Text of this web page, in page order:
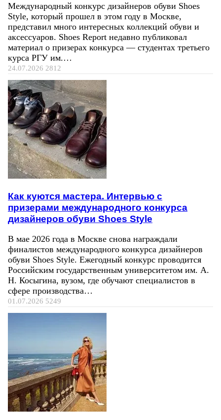
Международный конкурс дизайнеров обуви Shoes
Style, который прошел в этом году в Москве,
представил много интересных коллекций обуви и
аксессуаров. Shoes Report недавно публиковал
материал о призерах конкурса — студентах третьего
курса РГУ им.…
24.07.2026 2812
Как куются мастера. Интервью с
призерами международного конкурса
дизайнеров обуви Shoes Style
В мае 2026 года в Москве снова награждали
финалистов международного конкурса дизайнеров
обуви Shoes Style. Ежегодный конкурс проводится
Российским государственным университетом им. А.
Н. Косыгина, вузом, где обучают специалистов в
сфере производства…
01.07.2026 5249